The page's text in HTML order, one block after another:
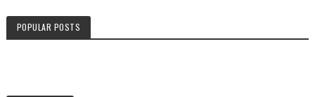
POPULAR POSTS